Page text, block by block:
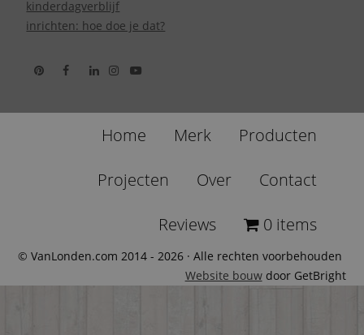
kinderdagverblijf
inrichten: hoe doe je dat?
Home Merk Producten
Projecten Over Contact
Reviews 0 items
© VanLonden.com 2014 - 2026 · Alle rechten voorbehouden
Website bouwdoor GetBright